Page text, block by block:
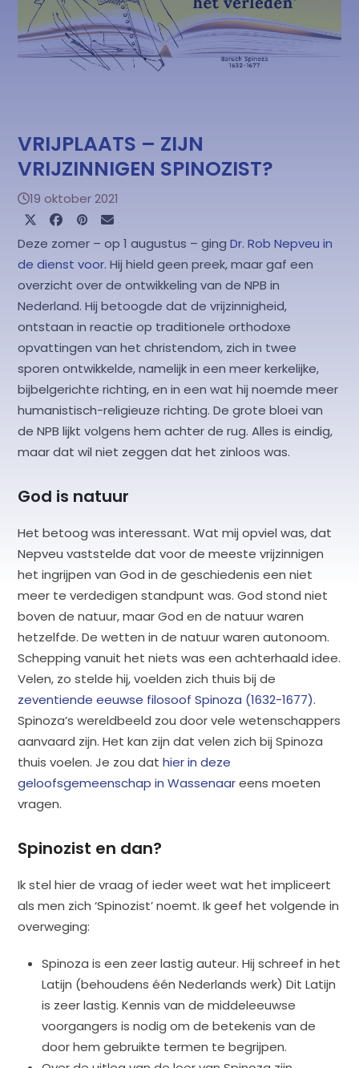
VRIJPLAATS – ZIJN
VRIJZINNIGEN SPINOZIST?
19 oktober 2021
Deze zomer – op 1 augustus – gingDr. Rob Nepveu in
de dienst voor. Hij hield geen preek, maar gaf een
overzicht over de ontwikkeling van de NPB in
Nederland. Hij betoogde dat de vrijzinnigheid,
ontstaan in reactie op traditionele orthodoxe
opvattingen van het christendom, zich in twee
sporen ontwikkelde, namelijk in een meer kerkelijke,
bijbelgerichte richting, en in een wat hij noemde meer
humanistisch-religieuze richting. De grote bloei van
de NPB lijkt volgens hem achter de rug. Alles is eindig,
maar dat wil niet zeggen dat het zinloos was.
God is natuur
Het betoog was interessant. Wat mij opviel was, dat
Nepveu vaststelde dat voor de meeste vrijzinnigen
het ingrijpen van God in de geschiedenis een niet
meer te verdedigen standpunt was. God stond niet
boven de natuur, maar God en de natuur waren
hetzelfde. De wetten in de natuur waren autonoom.
Schepping vanuit het niets was een achterhaald idee.
Velen, zo stelde hij, voelden zich thuis bij de
zeventiende eeuwse filosoof Spinoza (1632-1677).
Spinoza’s wereldbeeld zou door vele wetenschappers
aanvaard zijn. Het kan zijn dat velen zich bij Spinoza
thuis voelen. Je zou dat hier in deze
geloofsgemeenschap in Wassenaareens moeten
vragen.
Spinozist en dan?
Ik stel hier de vraag of ieder weet wat het impliceert
als men zich ‘Spinozist’ noemt. Ik geef het volgende in
overweging:
Spinoza is een zeer lastig auteur. Hij schreef in het
Latijn (behoudens één Nederlands werk) Dit Latijn
is zeer lastig. Kennis van de middeleeuwse
voorgangers is nodig om de betekenis van de
door hem gebruikte termen te begrijpen.